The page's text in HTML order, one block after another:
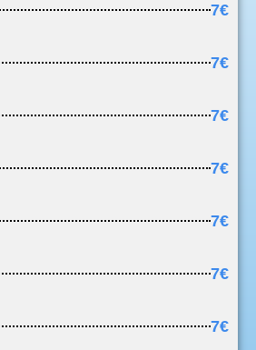
7€
7€
7€
7€
7€
7€
7€